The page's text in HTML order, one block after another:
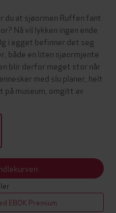
du at sjøormen Ruffen fant
Nå vil lykken ingen ende
i egget befinner det seg
både en liten sjøormjente
blir derfor meget stor når
med slu planer, helt
på museum, omgitt av
EBOK Premium